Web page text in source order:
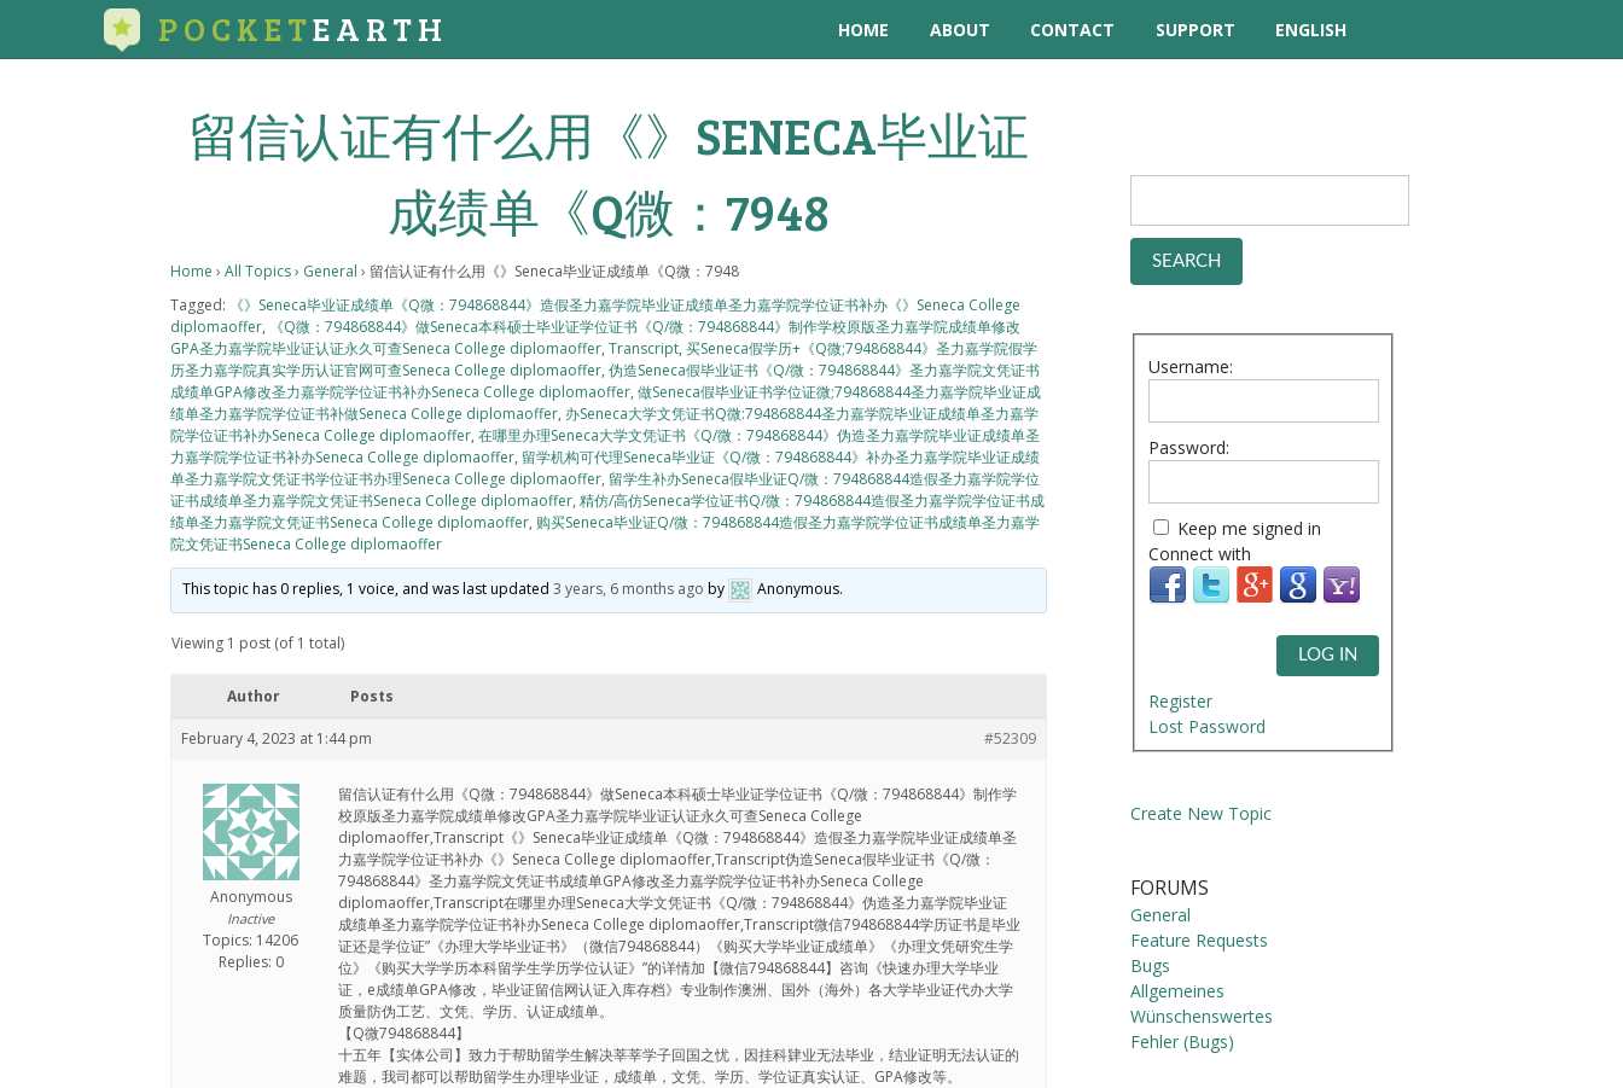
POCKETEARTH HOME ABOUT CONTACT
SUPPORT
TUTORIAL VIDEOS
QUESTIONS
FORUM
ENGLISH
留信认证有什么用《》SENECA毕业证
成绩单《Q微：7948
Home › All Topics› General › 留信认证有什么用《》Seneca毕业证成绩单《Q微：7948
Tagged:
《》Seneca毕业证成绩单《Q微：794868844》造假圣力嘉学院毕业证成绩单圣力嘉学院学位证书补办《》Seneca College
diplomaoffer,
《Q微：794868844》做Seneca本科硕士毕业证学位证书《Q/微：794868844》制作学校原版圣力嘉学院成绩单修改
GPA圣力嘉学院毕业证认证永久可查Seneca College diplomaoffer,Transcript,买Seneca假学历+《Q微;794868844》圣力嘉学院假学
历圣力嘉学院真实学历认证官网可查Seneca College diplomaoffer,伪造Seneca假毕业证书《Q/微：794868844》圣力嘉学院文凭证书
成绩单GPA修改圣力嘉学院学位证书补办Seneca College diplomaoffer,做Seneca假毕业证书学位证微;794868844圣力嘉学院毕业证成
绩单圣力嘉学院学位证书补做Seneca College diplomaoffer, 办Seneca大学文凭证书Q微:794868844圣力嘉学院毕业证成绩单圣力嘉学
院学位证书补办Seneca College diplomaoffer,在哪里办理Seneca大学文凭证书《Q/微：794868844》伪造圣力嘉学院毕业证成绩单圣
力嘉学院学位证书补办Seneca College diplomaoffer, 留学机构可代理Seneca毕业证《Q/微：794868844》补办圣力嘉学院毕业证成绩
单圣力嘉学院文凭证书学位证书办理Seneca College diplomaoffer, 留学生补办Seneca假毕业证Q/微：794868844造假圣力嘉学院学位
证书成绩单圣力嘉学院文凭证书Seneca College diplomaoffer,精仿/高仿Seneca学位证书Q/微：794868844造假圣力嘉学院学位证书成
绩单圣力嘉学院文凭证书Seneca College diplomaoffer, 购买Seneca毕业证Q/微：794868844造假圣力嘉学院学位证书成绩单圣力嘉学
院文凭证书Seneca College diplomaoffer
This topic has 0 replies, 1 voice, and was last updated3 years, 6 months ago by Anonymous.
Viewing 1 post (of 1 total)
Author Posts
February 4, 2023 at 1:44 pm #52309
Anonymous
Inactive
Topics: 14206
Replies: 0
留信认证有什么用《Q微：794868844》做Seneca本科硕士毕业证学位证书《Q/微：794868844》制作学
校原版圣力嘉学院成绩单修改GPA圣力嘉学院毕业证认证永久可查Seneca College
diplomaoffer,Transcript《》Seneca毕业证成绩单《Q微：794868844》造假圣力嘉学院毕业证成绩单圣
力嘉学院学位证书补办《》Seneca College diplomaoffer,Transcript伪造Seneca假毕业证书《Q/微：
794868844》圣力嘉学院文凭证书成绩单GPA修改圣力嘉学院学位证书补办Seneca College
diplomaoffer,Transcript在哪里办理Seneca大学文凭证书《Q/微：794868844》伪造圣力嘉学院毕业证
成绩单圣力嘉学院学位证书补办Seneca College diplomaoffer,Transcript微信794868844学历证书是毕业
证还是学位证”《办理大学毕业证书》（微信794868844）《购买大学毕业证成绩单》《办理文凭研究生学
位》《购买大学学历本科留学生学历学位认证》”的详情加【微信794868844】咨询《快速办理大学毕业
证，e成绩单GPA修改，毕业证留信网认证入库存档》专业制作澳洲、国外（海外）各大学毕业证代办大学
质量防伪工艺、文凭、学历、认证成绩单。
【Q微794868844】
十五年【实体公司】致力于帮助留学生解决莘莘学子回国之忧，因挂科肄业无法毕业，结业证明无法认证的
难题，我司都可以帮助留学生办理毕业证，成绩单，文凭、学历、学位证真实认证、GPA修改等。
Username:
Password:
Keep me signed in
Connect with
LOG IN
Register
Lost Password
Create New Topic
FORUMS
General
Feature Requests
Bugs
Allgemeines
Wünschenswertes
Fehler (Bugs)